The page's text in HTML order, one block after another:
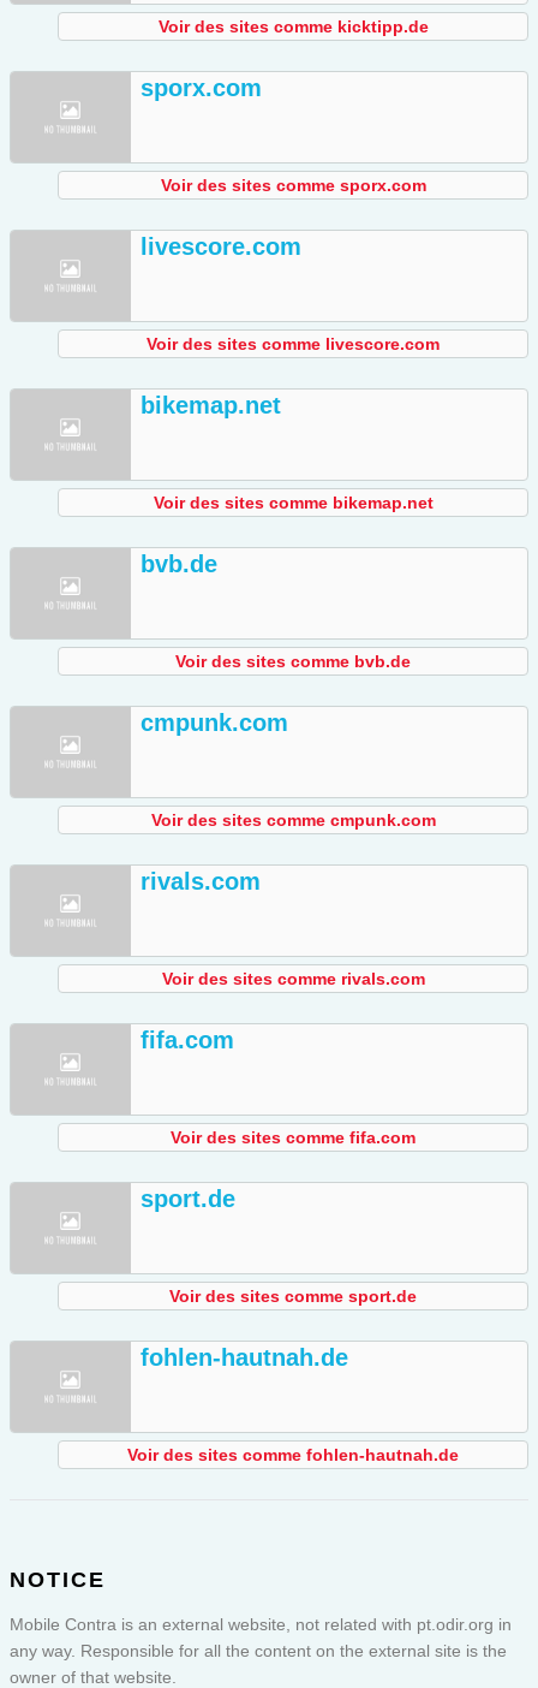
Voir des sites comme kicktipp.de
sporx.com
Voir des sites comme sporx.com
livescore.com
Voir des sites comme livescore.com
bikemap.net
Voir des sites comme bikemap.net
bvb.de
Voir des sites comme bvb.de
cmpunk.com
Voir des sites comme cmpunk.com
rivals.com
Voir des sites comme rivals.com
fifa.com
Voir des sites comme fifa.com
sport.de
Voir des sites comme sport.de
fohlen-hautnah.de
Voir des sites comme fohlen-hautnah.de
NOTICE
Mobile Contra is an external website, not related with pt.odir.org in
any way. Responsible for all the content on the external site is the
owner of that website.